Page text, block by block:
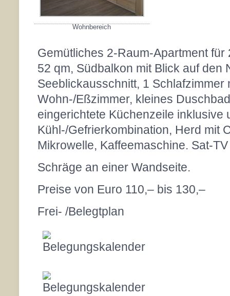
Wohnbereich
Gemütliches 2-Raum-Apartment
52 qm, Südbalkon mit Blick auf den
Seeblickausschnitt, 1 Schlafzimmer
Wohn-/Eßzimmer, kleines
eingerichtete Küchenzeile inklusive
Kühl-/Gefrierkombination, Herd mit
Mikrowelle, Kaffeemaschine. Sat-TV
Schräge an einer Wandseite.
Preise von Euro 110,– bis 130,–
Frei- /Belegtplan